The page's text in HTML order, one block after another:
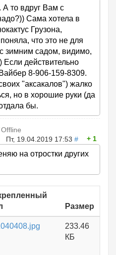
А то вдруг Вам с
Сама хотела в
Грузона,
что это не для
зимним садом, видимо,
Если действительно
8-906-159-8309.
"аксакалов") жалко
но в хорошие руки (да
бы.
Offline
Пт, 19.04.2019 17:53 # 1
на отростки других
Размер
233.46
КБ